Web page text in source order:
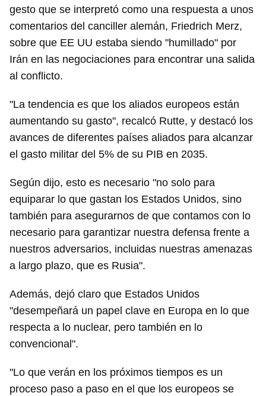
gesto que se interpretó como una respuesta a unos
comentarios del canciller alemán, Friedrich Merz,
sobre que EE UU estaba siendo "humillado" por
Irán en las negociaciones para encontrar una salida
al conflicto.
"La tendencia es que los aliados europeos están
aumentando su gasto", recalcó Rutte, y destacó los
avances de diferentes países aliados para alcanzar
el gasto militar del 5% de su PIB en 2035.
Según dijo, esto es necesario "no solo para
equiparar lo que gastan los Estados Unidos, sino
también para asegurarnos de que contamos con lo
necesario para garantizar nuestra defensa frente a
nuestros adversarios, incluidas nuestras amenazas
a largo plazo, que es Rusia".
Además, dejó claro que Estados Unidos
"desempeñará un papel clave en Europa en lo que
respecta a lo nuclear, pero también en lo
convencional".
"Lo que verán en los próximos tiempos es un
proceso paso a paso en el que los europeos se